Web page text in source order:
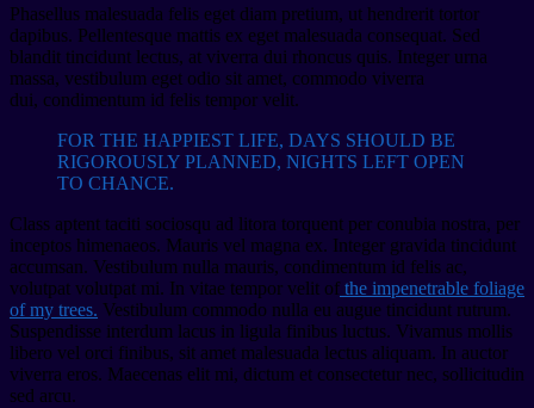
Phasellus malesuada felis eget diam pretium, ut hendrerit tortor
dapibus. Pellentesque mattis ex eget malesuada consequat. Sed
blandit tincidunt lectus, at viverra dui rhoncus quis. Integer urna
massa, vestibulum eget odio sit amet, commodo viverra
dui, condimentum id felis tempor velit.
FOR THE HAPPIEST LIFE, DAYS SHOULD BE
RIGOROUSLY PLANNED, NIGHTS LEFT OPEN
TO CHANCE.
Class aptent taciti sociosqu ad litora torquent per conubia nostra, per
inceptos himenaeos. Mauris vel magna ex. Integer gravida tincidunt
accumsan. Vestibulum nulla mauris, condimentum id felis ac,
volutpat volutpat mi. In vitae tempor velit of the impenetrable foliage
of my trees. Vestibulum commodo nulla eu augue tincidunt rutrum.
Suspendisse interdum lacus in ligula finibus luctus. Vivamus mollis
libero vel orci finibus, sit amet malesuada lectus aliquam. In auctor
viverra eros. Maecenas elit mi, dictum et consectetur nec, sollicitudin
sed arcu.